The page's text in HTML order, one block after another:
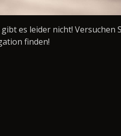
es leider nicht! Versuchen
finden!